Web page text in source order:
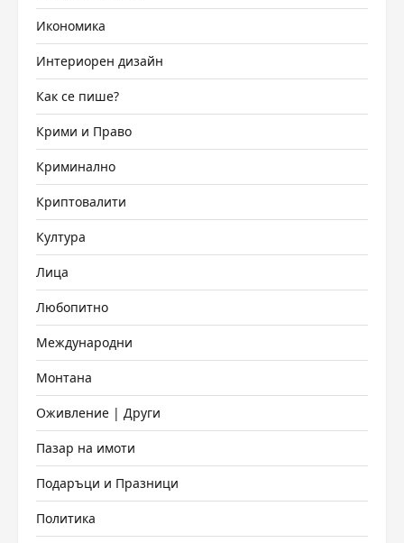
Икономика
Интериорен дизайн
Как се пише?
Крими и Право
Криминално
Криптовалити
Култура
Лица
Любопитно
Международни
Монтана
Оживление | Други
Пазар на имоти
Подаръци и Празници
Политика